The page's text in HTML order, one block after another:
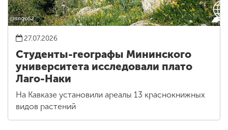
27.07.2026
Студенты-географы Мининского
университета исследовали плато
Лаго-Наки
На Кавказе установили ареалы 13 краснокнижных
видов растений